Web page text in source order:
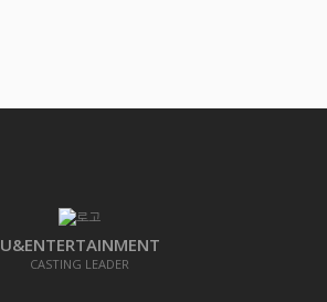
U&ENTERTAINMENT
CASTING LEADER